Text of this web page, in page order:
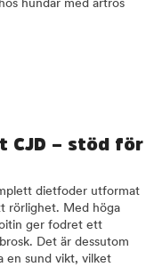
hundar med artros
CJD – stöd för
dietfoder utformat
rörlighet. Med höga
ger fodret ett
Det är dessutom
en sund vikt, vilket